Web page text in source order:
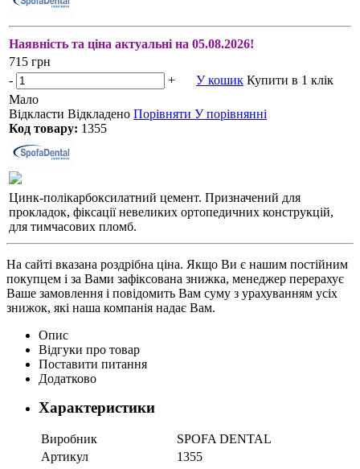
Наявність та ціна актуальні на 05.08.2026!
715 грн
-
+ У кошик Купити в 1 клік
Мало
Відкласти Відкладено Порівняти У порівнянні
Код товару: 1355
Цинк-полікарбоксилатний цемент. Призначений для
прокладок, фіксації невеликих ортопедичних конструкцій,
для тимчасових пломб.
На сайті вказана роздрібна ціна. Якщо Ви є нашим постійним
покупцем і за Вами зафіксована знижка, менеджер перерахує
Ваше замовлення і повідомить Вам суму з урахуванням усіх
знижок, які наша компанія надає Вам.
Опис
Відгуки про товар
Поставити питання
Додатково
Характеристики
Виробник
SPOFA DENTAL
Артикул
1355